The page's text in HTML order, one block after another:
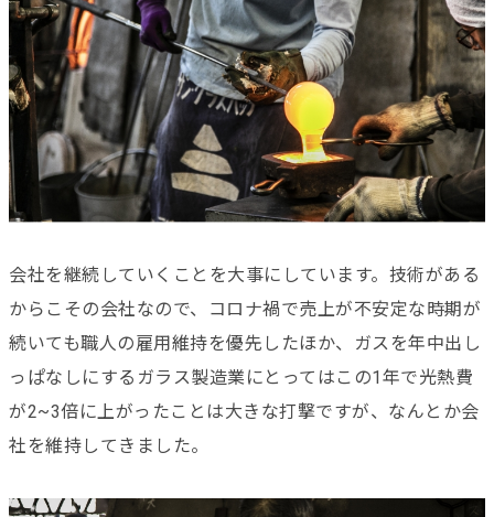
会社を継続していくことを大事にしています。技術がある
からこその会社なので、コロナ禍で売上が不安定な時期が
続いても職人の雇用維持を優先したほか、ガスを年中出し
っぱなしにするガラス製造業にとってはこの1年で光熱費
が2~3倍に上がったことは大きな打撃ですが、なんとか会
社を維持してきました。